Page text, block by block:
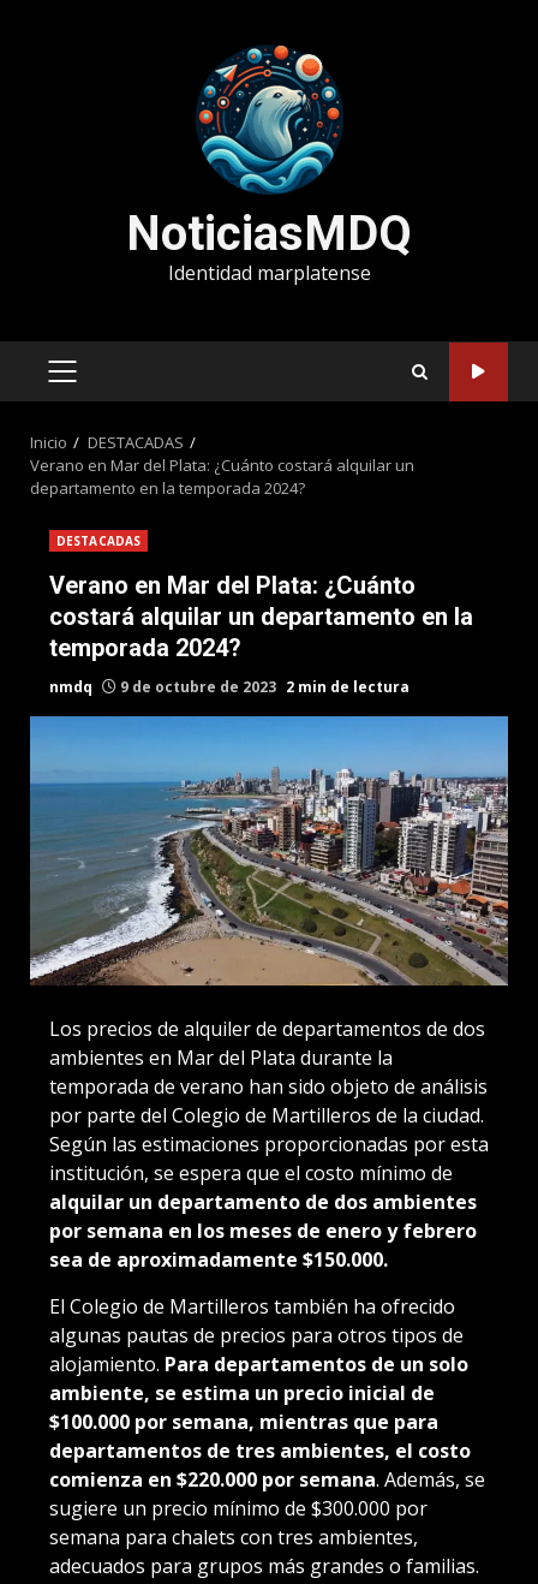
NoticiasMDQ
Identidad marplatense
MENÚ
Inicio
DESTACADAS
Verano en Mar del Plata: ¿Cuánto costará alquilar un
departamento en la temporada 2024?
DESTACADAS
Verano en Mar del Plata: ¿Cuánto
costará alquilar un departamento en la
temporada 2024?
nmdq 9 de octubre de 2023 2 min de lectura
Los precios de alquiler de departamentos de dos
ambientes en Mar del Plata durante la
temporada de verano han sido objeto de análisis
por parte del Colegio de Martilleros de la ciudad.
Según las estimaciones proporcionadas por esta
institución, se espera que el costo mínimo de
alquilar un departamento de dos ambientes
por semana en los meses de enero y febrero
sea de aproximadamente $150.000.
El Colegio de Martilleros también ha ofrecido
algunas pautas de precios para otros tipos de
alojamiento. Para departamentos de un solo
ambiente, se estima un precio inicial de
$100.000 por semana, mientras que para
departamentos de tres ambientes, el costo
comienza en $220.000 por semana. Además, se
sugiere un precio mínimo de $300.000 por
semana para chalets con tres ambientes,
adecuados para grupos más grandes o familias.